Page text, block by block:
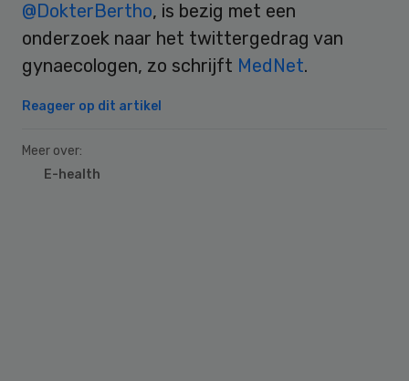
@DokterBertho, is bezig met een
onderzoek naar het twittergedrag van
gynaecologen, zo schrijft MedNet.
Reageer op dit artikel
Meer over:
E-health